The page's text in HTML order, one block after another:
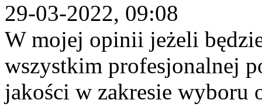
29-03-2022, 09:08
W mojej opinii jeżeli
wszystkim profesjonalnej
jakości w zakresie wyboru